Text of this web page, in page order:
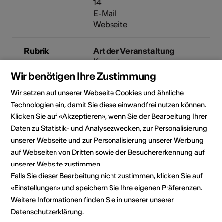
14
E-Mail
Webseite
Rubrik
Art der Veranstaltung
Konzert
Veranstaltungsort
Wir benötigen Ihre Zustimmung
Wir setzen auf unserer Webseite Cookies und ähnliche
Technologien ein, damit Sie diese einwandfrei nutzen können.
Klicken Sie auf «Akzeptieren», wenn Sie der Bearbeitung Ihrer
Daten zu Statistik- und Analysezwecken, zur Personalisierung
unserer Webseite und zur Personalisierung unserer Werbung
auf Webseiten von Dritten sowie der Besuchererkennung auf
unserer Website zustimmen.
Falls Sie dieser Bearbeitung nicht zustimmen, klicken Sie auf
«Einstellungen» und speichern Sie Ihre eigenen Präferenzen.
Weitere Informationen finden Sie in unserer unserer
Datenschutzerklärung.